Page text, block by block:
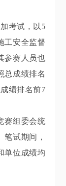
考试，以5
工安全监督
参赛人员也
总成绩排名
绩排名前7
赛组委会统
试期间，
单位成绩均